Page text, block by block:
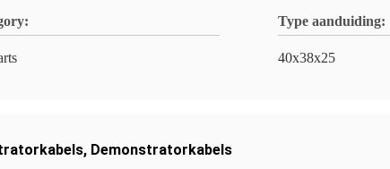
Type aanduiding:
40x38x25
, Demonstratorkabels